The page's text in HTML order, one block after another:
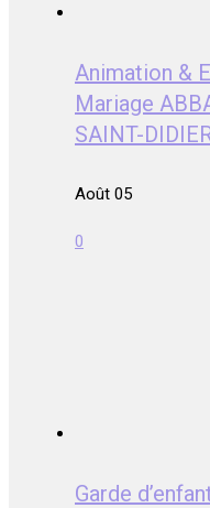
Animation &
Mariage
SAINT-
Août 05
0
Garde